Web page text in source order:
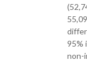
95%
non-